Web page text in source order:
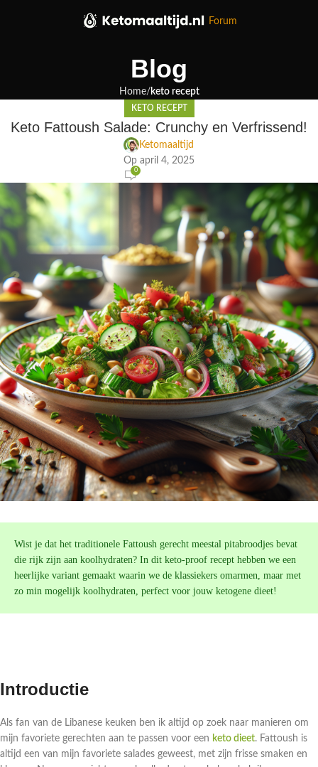
Forum
Blog
Home keto recept
KETO RECEPT
Keto Fattoush Salade: Crunchy en Verfrissend!
Ketomaaltijd
Op april 4, 2025
0
Wist je dat het traditionele Fattoush gerecht meestal pitabroodjes bevat
die rijk zijn aan koolhydraten? In dit keto-proof recept hebben we een
heerlijke variant gemaakt waarin we de klassiekers omarmen, maar met
zo min mogelijk koolhydraten, perfect voor jouw ketogene dieet!
Introductie
Als fan van de Libanese keuken ben ik altijd op zoek naar manieren om
mijn favoriete gerechten aan te passen voor een keto dieet. Fattoush is
altijd een van mijn favoriete salades geweest, met zijn frisse smaken en